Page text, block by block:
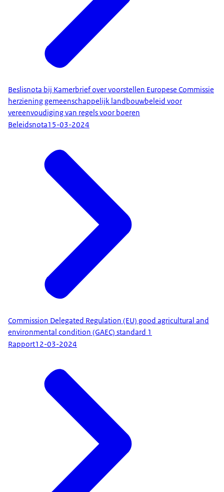
Beslisnota bij Kamerbrief over voorstellen Europese Commissie
herziening gemeenschappelijk landbouwbeleid voor
vereenvoudiging van regels voor boeren
Beleidsnota15-03-2024
Commission Delegated Regulation (EU) good agricultural and
environmental condition (GAEC) standard 1
Rapport12-03-2024